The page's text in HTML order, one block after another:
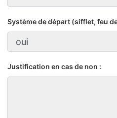
Système de départ (sifflet, feu
Justification en cas de non :